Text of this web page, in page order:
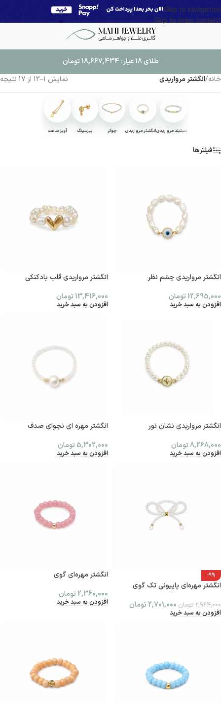
Skip to navigation
Skip to main content
طلای 18 عیار: 18,667,434 تومان
خانه/انگشتر مرواریدی نمایش 1–12 از 17 نتیجه
دستبند مرواریدیانگشتر مرواریدی چوکر پیرسینگ آویز ساعت
فیلترها
انگشتر مرواریدی چشم نظر
12,695,000 تومان
افزودن به سبد خرید
انگشتر مرواریدی قلب بادکنکی
13,416,000 تومان
افزودن به سبد خرید
انگشتر مرواریدی نشان نور
8,268,000تومان
افزودن به سبد خرید
انگشتر مهره ای نجوای صدف
5,302,000 تومان
افزودن به سبد خرید
-9%
انگشتر مهره‌ای پاپیونی تک گوی
2,964,000 تومان 2,701,000 تومان
افزودن به سبد خرید
انگشتر مهره‌ای گوی
2,360,000 تومان
افزودن به سبد خرید